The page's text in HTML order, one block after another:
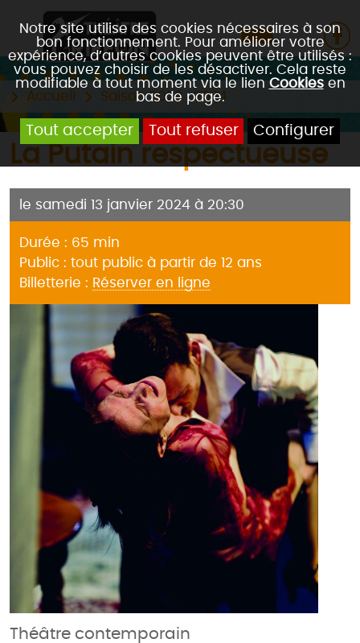
Notre site utilise des cookies nécessaires à son
bon fonctionnement. Pour améliorer votre
expérience, d’autres cookies peuvent être utilisés :
vous pouvez choisir de les désactiver. Cela reste
modifiable à tout moment via le lienCookiesen
bas de page.
Tout accepter Tout refuser Configurer
Accueil Saison 2023 . 2024
La Putain respectueuse
le samedi 13 janvier 2024 à 20:30
Durée : 65 min
Public : tout public à partir de 12 ans
Billetterie : Réserver en ligne
Théâtre contemporain